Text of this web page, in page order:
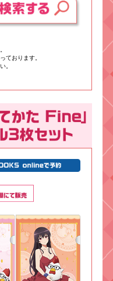
ております。
。